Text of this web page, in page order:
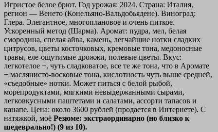
Игристое белое брют. Год урожая: 2024. Страна: Италия,
регион — Венето (Конельяно-Вальдобьядене). Виноград:
Глера. Элегантное, многоплановое и очень питкое.
Ускоренный метод (Шарма). Аромат: пудра, мел, белая
смородина, спелая айва, камень, легчайшие нотки сладких
цитрусов, цветы косточковых, кремовые тона, медоносные
травы, еле-ощутимые дрожжи, полевые цветы. Вкус:
легкотелое +, чуть сладковатое, все те же тона, что в Аромате
+ маслянисто-восковые тона, кислотность чуть выше средней,
«съедобные» нотки. Может питься с белой рыбой,
морепродуктами, мягкими невыдержанными сырами,
легковкусными паштетами и салатами, ассорти тапасов и
канапе. Цена: около 3600 рублей (продается в Интернете). С
натяжкой, моё Резюме: экстраординарно (но близко к
шедеврально!) (9 из 10).